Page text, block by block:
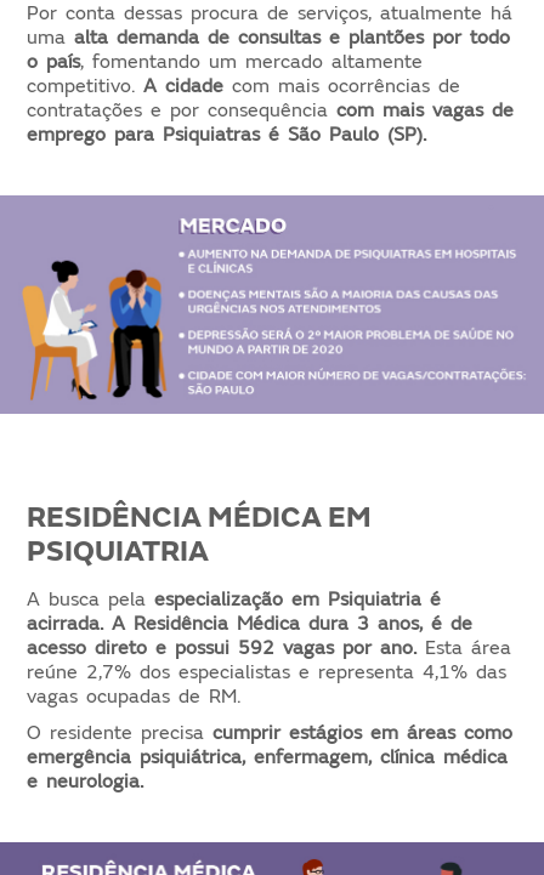
Por conta dessas procura de serviços, atualmente há
uma alta demanda de consultas e plantões por todo
o país, fomentando um mercado altamente
competitivo.A cidade com mais ocorrências de
contratações e por consequência com mais vagas de
emprego para Psiquiatras é São Paulo (SP).
RESIDÊNCIA MÉDICA EM
PSIQUIATRIA
A busca pelaespecialização em Psiquiatria é
acirrada. A Residência Médica dura 3 anos, é de
acesso direto e possui 592 vagas por ano.Esta área
reúne 2,7% dos especialistas e representa 4,1% das
vagas ocupadas de RM.
O residente precisacumprir estágios em áreas como
emergência psiquiátrica, enfermagem, clínica médica
e neurologia.